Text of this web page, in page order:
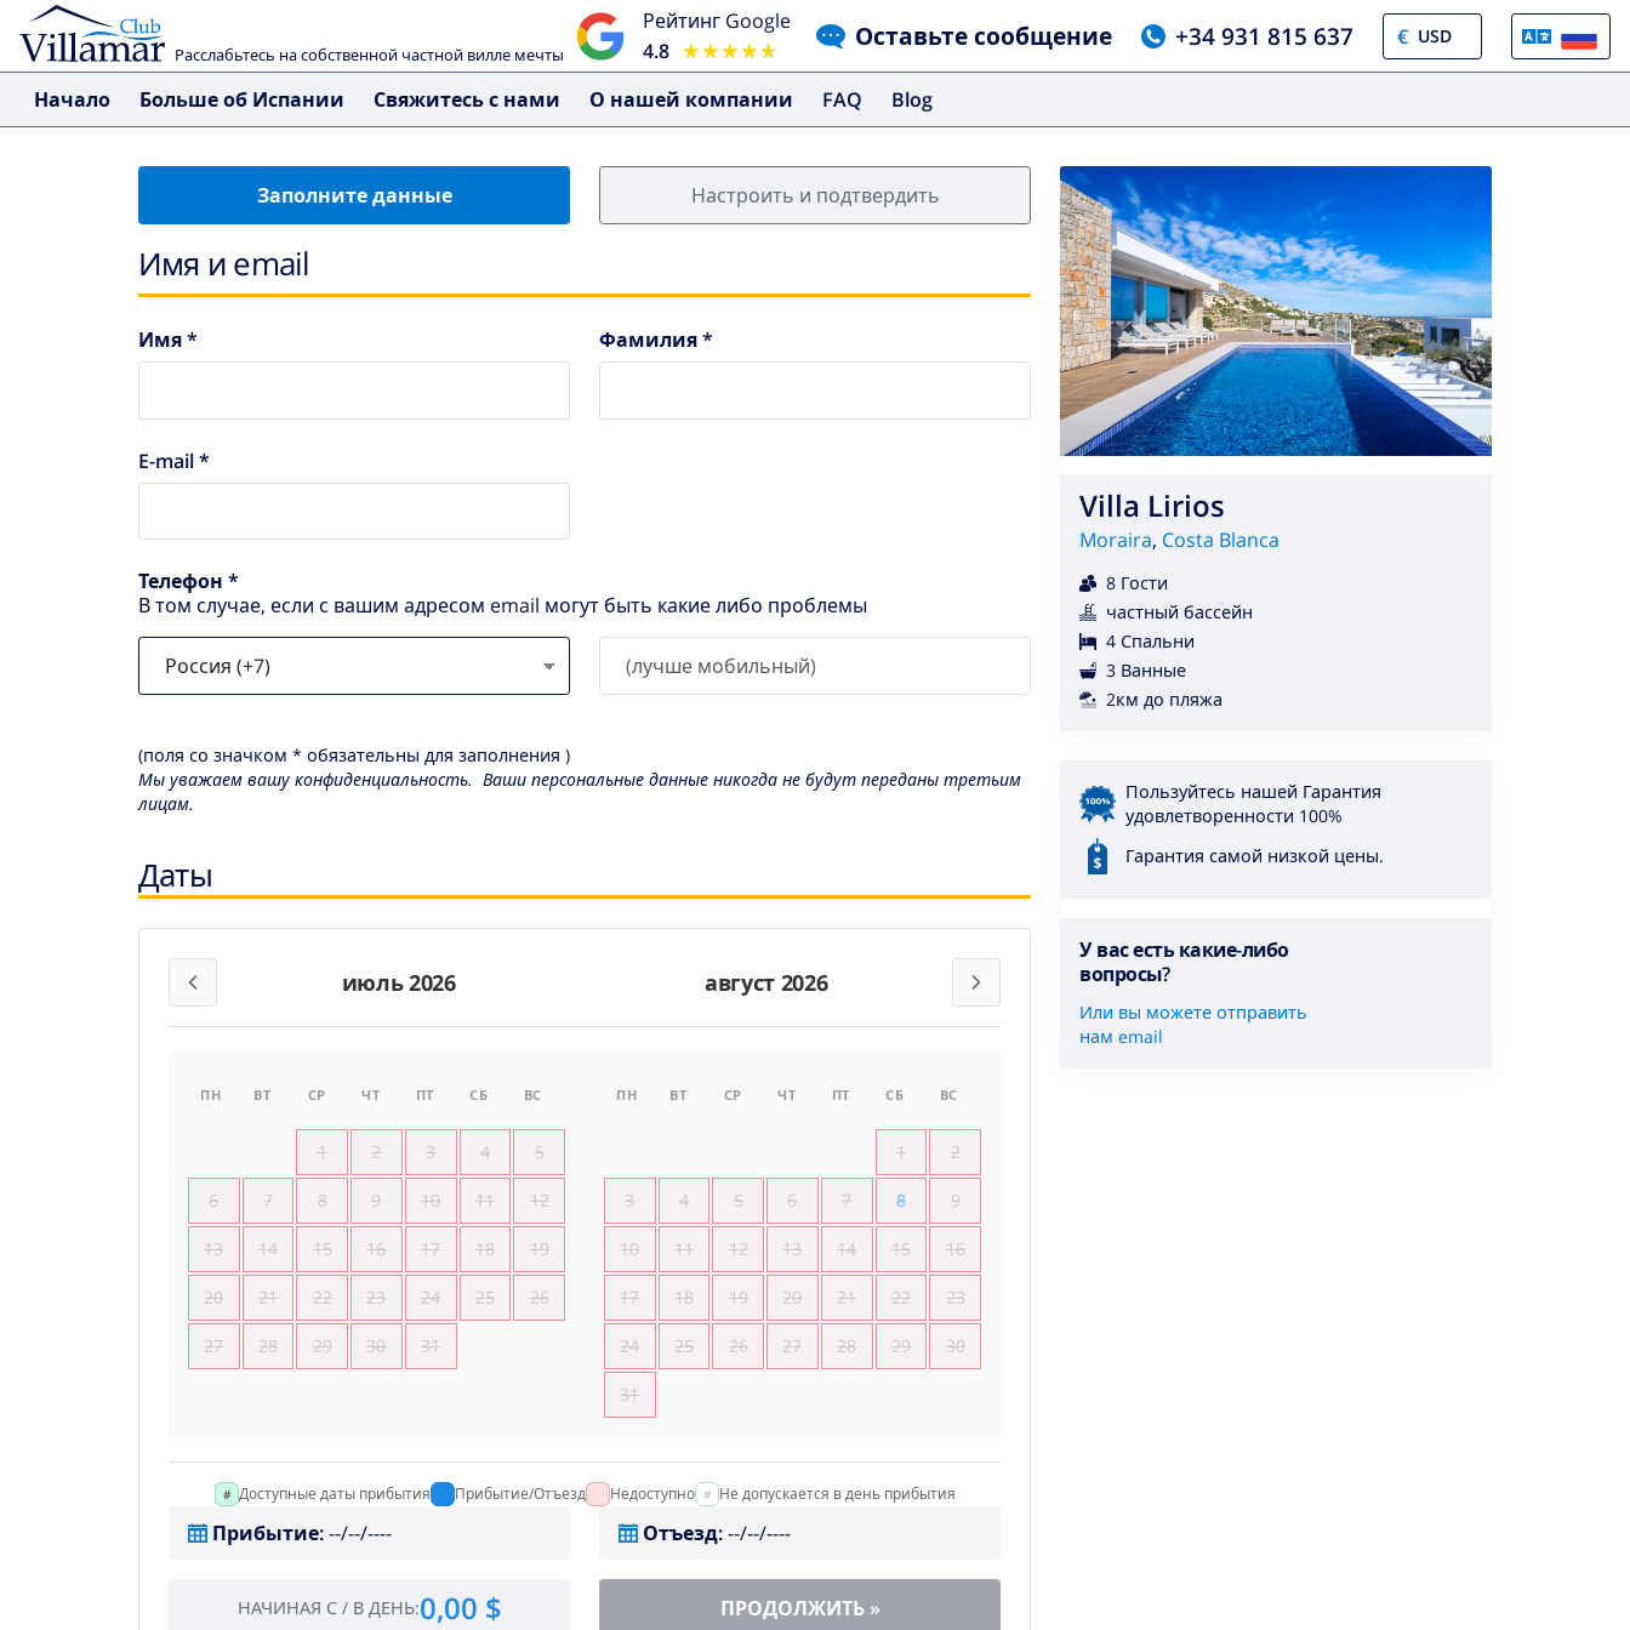
Расслабьтесь на собственной частной вилле мечты
Рейтинг Google
4.8 ★★★★★
★★★★★ Оставьте сообщение +34 931 815 637 €
Начало Больше об Испании Свяжитесь с нами О нашей компании FAQ Blog
Заполните данные Настроить и подтвердить
Имя и email
Имя * Фамилия *
E-mail *
Телефон *
В том случае, если с вашим адресом email могут быть какие либо проблемы
(поля со значком * обязательны для заполнения )
Мы уважаем вашу конфиденциальность. Ваши персональные данные никогда не будут переданы третьим
лицам.
Даты
июль 2026 август 2026
ПН ВТ СР ЧТ ПТ СБ ВС
1 2 3 4 5
6 7 8 9 10 11 12
13 14 15 16 17 18 19
20 21 22 23 24 25 26
27 28 29 30 31
ПН ВТ СР ЧТ ПТ СБ ВС
1 2
3 4 5 6 7 8 9
10 11 12 13 14 15 16
17 18 19 20 21 22 23
24 25 26 27 28 29 30
31
Доступные даты прибытия Прибытие/Отъезд Недоступно Не допускается в день прибытия
Прибытие:--/--/---- Отъезд:--/--/----
НАЧИНАЯ С/ В ДЕНЬ:0,00 $ ПРОДОЛЖИТЬ»
Villa Lirios
Moraira, Costa Blanca
8 Гости
частный бассейн
4 Спальни
3 Ванные
2км до пляжа
Пользуйтесь нашей Гарантия
удовлетворенности 100%
Гарантия самой низкой цены.
У вас есть какие-либо
вопросы?
Или вы можете отправить
нам email